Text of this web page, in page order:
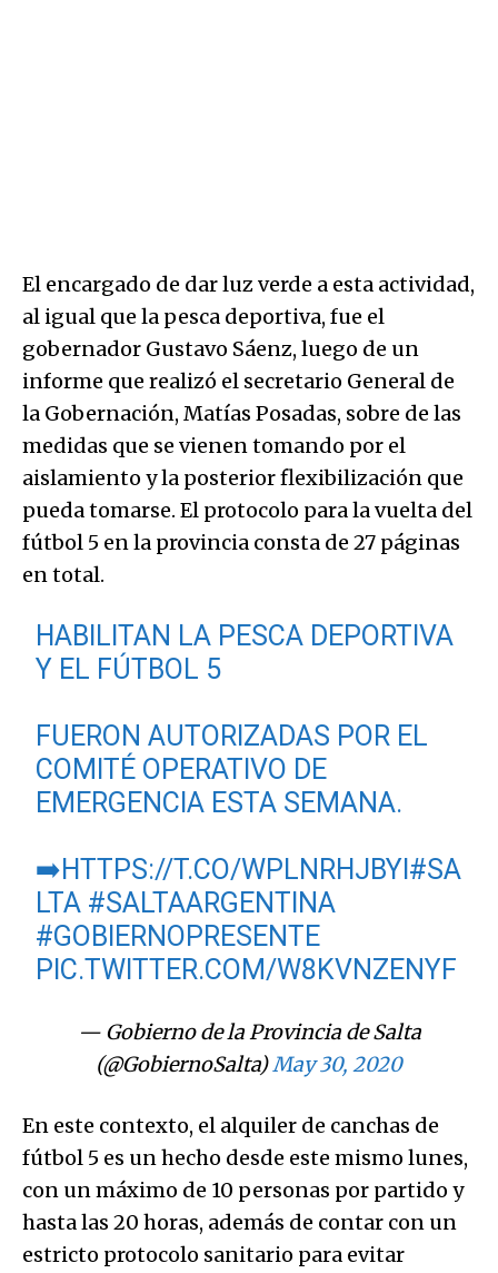
El encargado de dar luz verde a esta actividad,
al igual que la pesca deportiva, fue el
gobernador Gustavo Sáenz, luego de un
informe que realizó el secretario General de
la Gobernación, Matías Posadas, sobre de las
medidas que se vienen tomando por el
aislamiento y la posterior flexibilización que
pueda tomarse. El protocolo para la vuelta del
fútbol 5 en la provincia consta de 27 páginas
en total.
HABILITAN LA PESCA DEPORTIVA
Y EL FÚTBOL 5
FUERON AUTORIZADAS POR EL
COMITÉ OPERATIVO DE
EMERGENCIA ESTA SEMANA.
➡️HTTPS://T.CO/WPLNRHJBYI #SA
LTA #SALTAARGENTINA
#GOBIERNOPRESENTE
PIC.TWITTER.COM/W8KVNZENYF
— Gobierno de la Provincia de Salta
(@GobiernoSalta)May 30, 2020
En este contexto, el alquiler de canchas de
fútbol 5 es un hecho desde este mismo lunes,
con un máximo de 10 personas por partido y
hasta las 20 horas, además de contar con un
estricto protocolo sanitario para evitar